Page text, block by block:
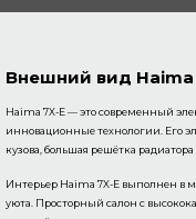
Внешний вид Haima
Haima 7X-E — это современный
инновационные технологии. Его
кузова, большая решётка
Интерьер Haima 7X-E выполнен в
уюта. Просторный салон с